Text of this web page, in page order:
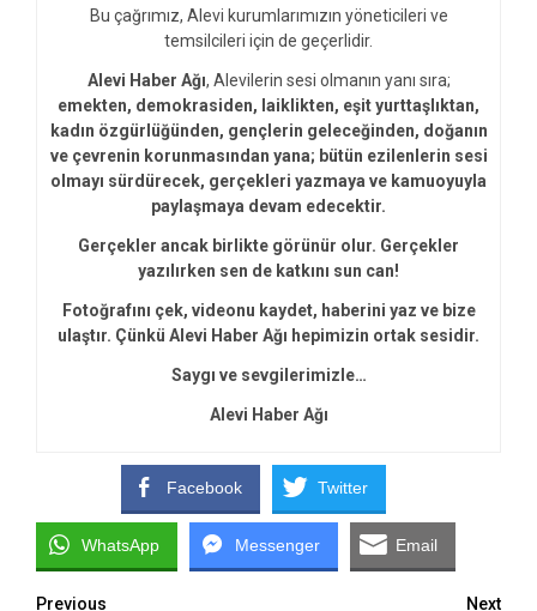
Bu çağrımız, Alevi kurumlarımızın yöneticileri ve
temsilcileri için de geçerlidir.
Alevi Haber Ağı, Alevilerin sesi olmanın yanı sıra;
emekten, demokrasiden, laiklikten, eşit yurttaşlıktan,
kadın özgürlüğünden, gençlerin geleceğinden, doğanın
ve çevrenin korunmasından yana; bütün ezilenlerin sesi
olmayı sürdürecek, gerçekleri yazmaya ve kamuoyuyla
paylaşmaya devam edecektir.
Gerçekler ancak birlikte görünür olur. Gerçekler
yazılırken sen de katkını sun can!
Fotoğrafını çek, videonu kaydet, haberini yaz ve bize
ulaştır. Çünkü Alevi Haber Ağı hepimizin ortak sesidir.
Saygı ve sevgilerimizle…
Alevi Haber Ağı
Facebook Twitter
WhatsApp Messenger Email
Previous
Next